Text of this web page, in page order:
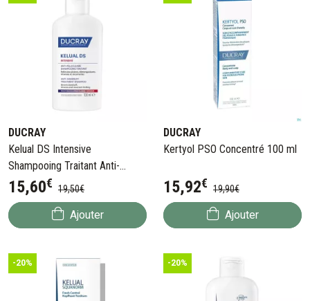
DUCRAY
Kelual DS Intensive
Shampooing Traitant Anti-
pelliculaire 100 ml
15,60€ 19,50€
Ajouter
DUCRAY
Kertyol PSO Concentré 100 ml
15,92€ 19,90€
Ajouter
-20% -20%